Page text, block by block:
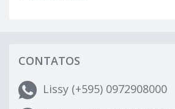
CONTATOS
Lissy (+595) 0972908000